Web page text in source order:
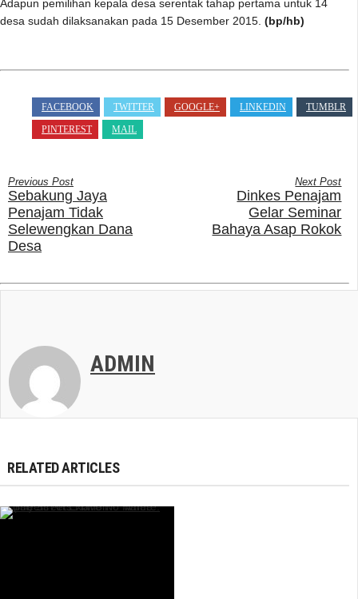
Adapun pemilihan kepala desa serentak tahap pertama untuk 14
desa sudah dilaksanakan pada 15 Desember 2015. (bp/hb)
FACEBOOK TWITTER GOOGLE+ LINKEDIN
TUMBLR
PINTEREST
MAIL
Previous Post
Sebakung Jaya
Penajam Tidak
Selewengkan Dana
Desa
Next Post
Dinkes Penajam
Gelar Seminar
Bahaya Asap Rokok
ADMIN
RELATED ARTICLES